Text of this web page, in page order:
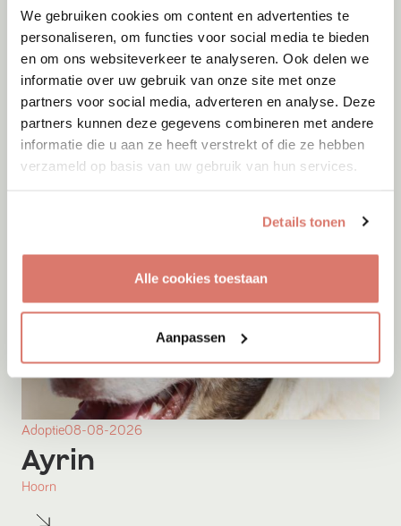
We gebruiken cookies om content en advertenties te
personaliseren, om functies voor social media te bieden
en om ons websiteverkeer te analyseren. Ook delen we
informatie over uw gebruik van onze site met onze
partners voor social media, adverteren en analyse. Deze
partners kunnen deze gegevens combineren met andere
informatie die u aan ze heeft verstrekt of die ze hebben
verzameld op basis van uw gebruik van hun services.
Details tonen
Alle cookies toestaan
Aanpassen
Adoptie 08-08-2026
Woozles
Beringen
Adoptie08-08-2026
Ayrin
Hoorn